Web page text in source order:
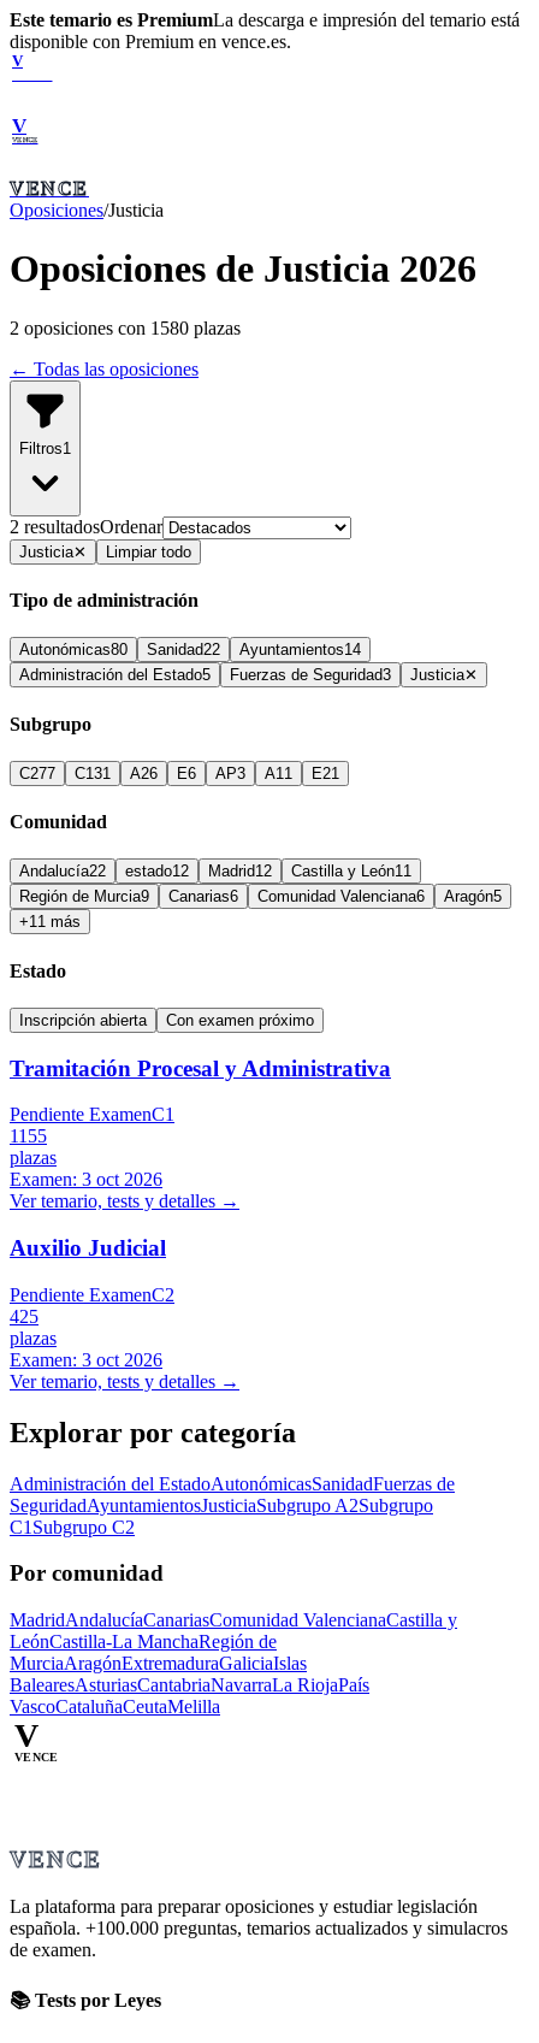
Este temario es PremiumLa descarga e impresión del temario está
disponible con Premium en vence.es.
V
V
VENCE
VENCE
Oposiciones/Justicia
Oposiciones de Justicia 2026
2 oposiciones con 1580 plazas
← Todas las oposiciones
Filtros1
2 resultadosOrdenar
Justicia✕ Limpiar todo
Tipo de administración
Autonómicas80 Sanidad22 Ayuntamientos14
Administración del Estado5 Fuerzas de Seguridad3 Justicia✕
Subgrupo
C277 C1 31 A26 E6 AP3 A1 1 E21
Comunidad
Andalucía22 estado12 Madrid12 Castilla y León11
Región de Murcia9 Canarias6 Comunidad Valenciana6 Aragón5
+11 más
Estado
Inscripción abierta Con examen próximo
Tramitación Procesal y Administrativa
Pendiente ExamenC1
1155
plazas
Examen: 3 oct 2026
Ver temario, tests y detalles →
Auxilio Judicial
Pendiente ExamenC2
425
plazas
Examen: 3 oct 2026
Ver temario, tests y detalles →
Explorar por categoría
Administración del EstadoAutonómicasSanidadFuerzas de
SeguridadAyuntamientosJusticiaSubgrupo A2Subgrupo
C1 Subgrupo C2
Por comunidad
MadridAndalucíaCanariasComunidad ValencianaCastilla y
LeónCastilla-La ManchaRegión de
MurciaAragónExtremaduraGaliciaIslas
BalearesAsturiasCantabriaNavarraLa RiojaPaís
VascoCataluñaCeutaMelilla
V
VENCE
VENCE
La plataforma para preparar oposiciones y estudiar legislación
española. +100.000 preguntas, temarios actualizados y simulacros
de examen.
📚 Tests por Leyes